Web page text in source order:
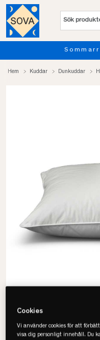
Hem Kuddar Dunkuddar
Cookies
Vi använder cookies för att
visa dig personligt innehåll. Du